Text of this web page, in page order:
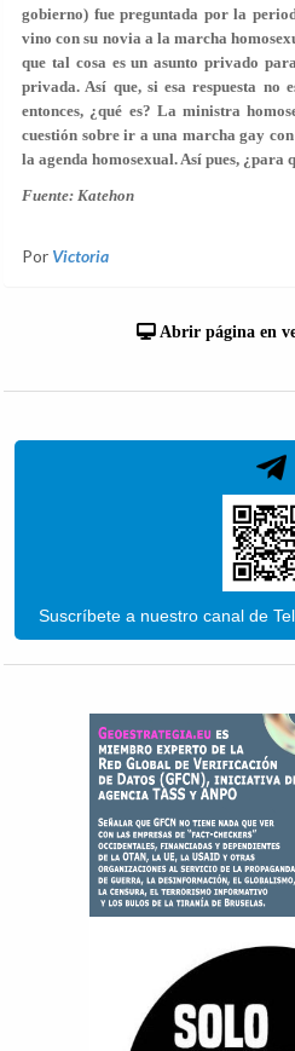
gobierno) fue preguntada por la
vino con su novia a la marcha
que tal cosa es un asunto privado
privada. Así que, si esa respuesta no
entonces, ¿qué es? La ministra
cuestión sobre ir a una marcha gay
la agenda homosexual. Así pues, ¿para
Fuente: Katehon
Por Victoria
Abrir página en
Suscríbete a nuestro canal de